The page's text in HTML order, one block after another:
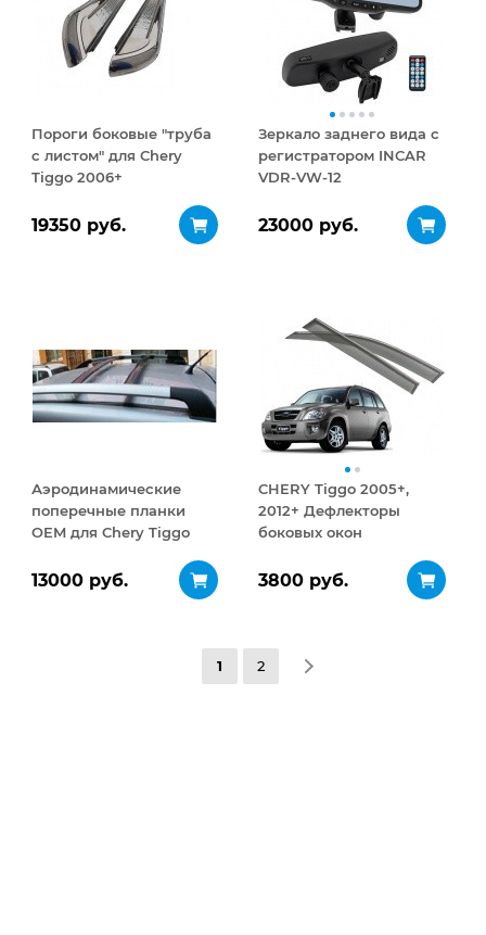
Пороги боковые "труба
с листом" для Chery
Tiggo 2006+
19350 руб.
Зеркало заднего вида с
регистратором INCAR
VDR-VW-12
23000 руб.
Аэродинамические
поперечные планки
OEM для Chery Tiggo
13000 руб.
CHERY Tiggo 2005+,
2012+ Дефлекторы
боковых окон
молдингом
3800 руб.
1 2